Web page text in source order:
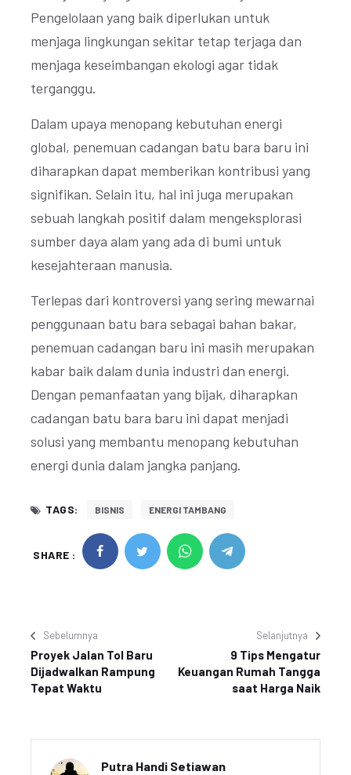
Pengelolaan yang baik diperlukan untuk
menjaga lingkungan sekitar tetap terjaga dan
menjaga keseimbangan ekologi agar tidak
terganggu.
Dalam upaya menopang kebutuhan energi
global, penemuan cadangan batu bara baru ini
diharapkan dapat memberikan kontribusi yang
signifikan. Selain itu, hal ini juga merupakan
sebuah langkah positif dalam mengeksplorasi
sumber daya alam yang ada di bumi untuk
kesejahteraan manusia.
Terlepas dari kontroversi yang sering mewarnai
penggunaan batu bara sebagai bahan bakar,
penemuan cadangan baru ini masih merupakan
kabar baik dalam dunia industri dan energi.
Dengan pemanfaatan yang bijak, diharapkan
cadangan batu bara baru ini dapat menjadi
solusi yang membantu menopang kebutuhan
energi dunia dalam jangka panjang.
TAGS: BISNIS ENERGI TAMBANG
SHARE :
Sebelumnya
Proyek Jalan Tol Baru
Dijadwalkan Rampung
Tepat Waktu
Selanjutnya
9 Tips Mengatur
Keuangan Rumah Tangga
saat Harga Naik
Putra Handi Setiawan